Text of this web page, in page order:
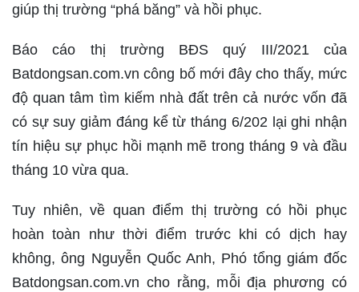
giúp thị trường “phá băng” và hồi phục.
Báo cáo thị trường BĐS quý III/2021 của
Batdongsan.com.vn công bố mới đây cho thấy, mức
độ quan tâm tìm kiếm nhà đất trên cả nước vốn đã
có sự suy giảm đáng kể từ tháng 6/202 lại ghi nhận
tín hiệu sự phục hồi mạnh mẽ trong tháng 9 và đầu
tháng 10 vừa qua.
Tuy nhiên, về quan điểm thị trường có hồi phục
hoàn toàn như thời điểm trước khi có dịch hay
không, ông Nguyễn Quốc Anh, Phó tổng giám đốc
Batdongsan.com.vn cho rằng, mỗi địa phương có